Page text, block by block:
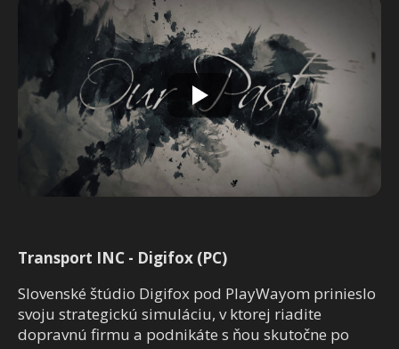
Transport INC - Digifox (PC)
Slovenské štúdio Digifox pod PlayWayom prinieslo
svoju strategickú simuláciu, v ktorej riadite
dopravnú firmu a podnikáte s ňou skutočne po